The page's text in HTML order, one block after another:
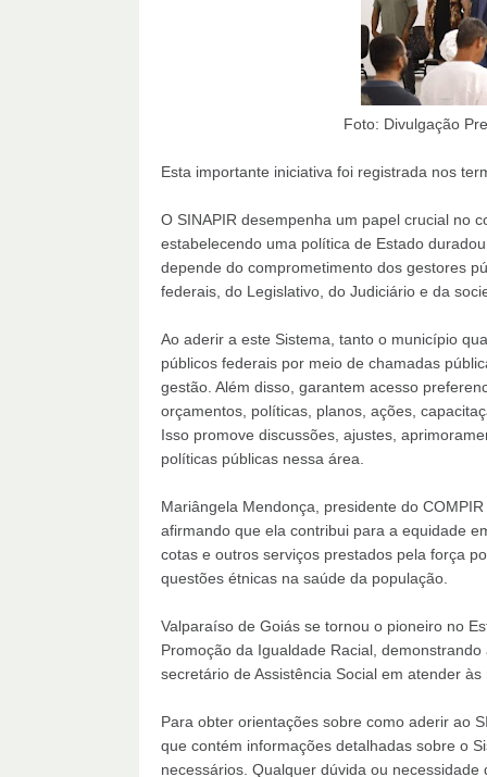
Foto: Divulgação Prefeitura
Esta importante iniciativa foi registrada nos
O SINAPIR desempenha um papel crucial no
estabelecendo uma política de Estado
depende do comprometimento dos gestores
federais, do Legislativo, do Judiciário e da
Ao aderir a este Sistema, tanto o município
públicos federais por meio de chamadas
gestão. Além disso, garantem acesso
orçamentos, políticas, planos, ações,
Isso promove discussões, ajustes,
políticas públicas nessa área.
Mariângela Mendonça, presidente do
afirmando que ela contribui para a equidade
cotas e outros serviços prestados pela força
questões étnicas na saúde da população.
Valparaíso de Goiás se tornou o pioneiro no
Promoção da Igualdade Racial,
secretário de Assistência Social em atender
Para obter orientações sobre como aderir ao
que contém informações detalhadas sobre o
necessários. Qualquer dúvida ou